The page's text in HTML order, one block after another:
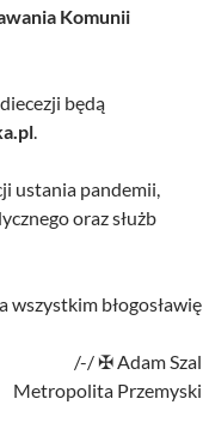
Komunii
będą
.
ustania pandemii,
oraz służb
wszystkim błogosławię
/-/ ✠ Adam Szal
Metropolita Przemyski